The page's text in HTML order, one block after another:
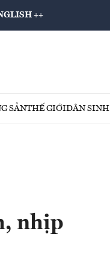
++
SẢNTHẾ GIỚIDÂN SINH
nhịp